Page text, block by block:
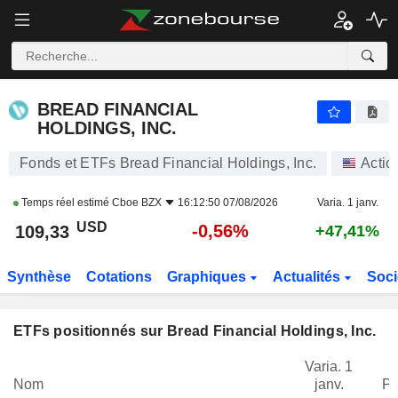
BREAD FINANCIAL
HOLDINGS, INC.
Fonds et ETFs Bread Financial Holdings, Inc.
Temps réel estimé Cboe BZX 16:12:50 07/08/2026 Varia. 1 janv.
109,33 USD -0,56% +47,41%
Synthèse Cotations Graphiques Actualités
ETFs positionnés sur Bread Financial Holdings, Inc.
Nom
Varia. 1
janv.